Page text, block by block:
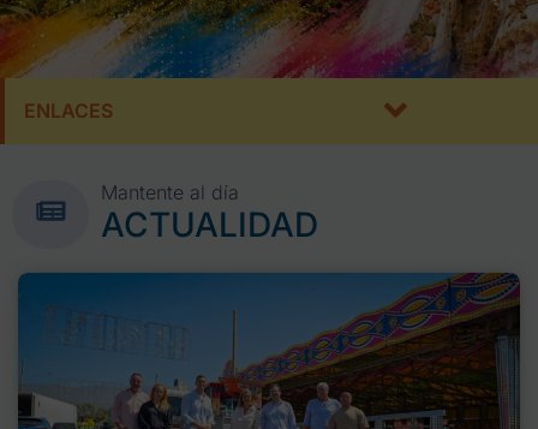
ENLACES
Mantente al día
ACTUALIDAD